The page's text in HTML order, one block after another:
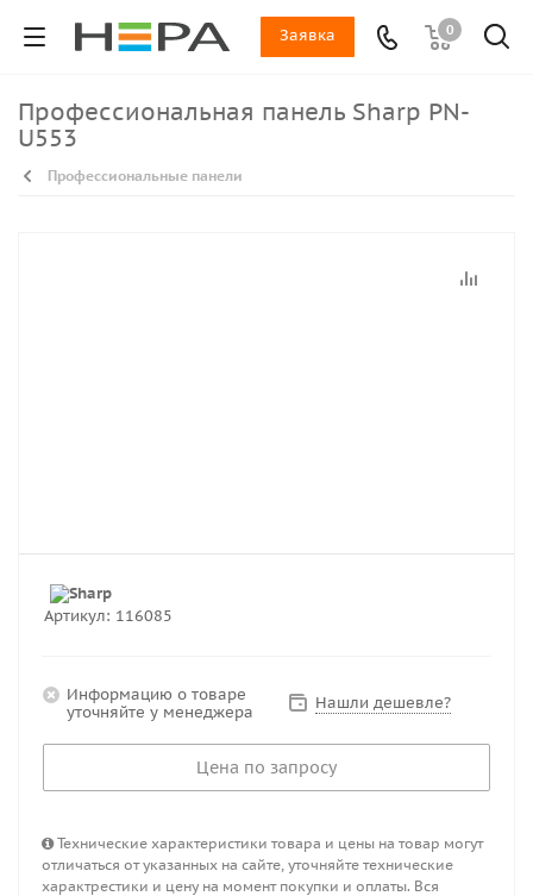
0
Заявка
Профессиональная панель Sharp PN-
U553
Профессиональные панели
Артикул: 116085
Информацию о товаре
уточняйте у менеджера
Нашли дешевле?
Цена по запросу
Технические характеристики товара и цены на товар могут
отличаться от указанных на сайте, уточняйте технические
характрестики и цену на момент покупки и оплаты. Вся